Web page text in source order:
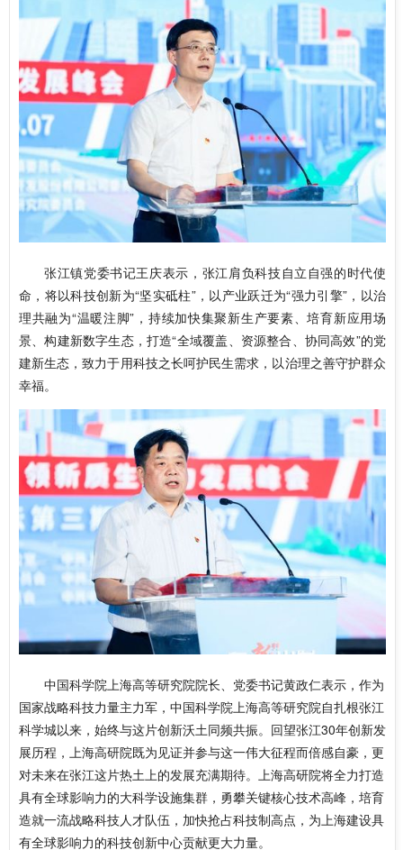
张江镇党委书记王庆表示，张江肩负科技自立自强的时代使
命，将以科技创新为“坚实砥柱”，以产业跃迁为“强力引擎”，以治
理共融为“温暖注脚”，持续加快集聚新生产要素、培育新应用场
景、构建新数字生态，打造“全域覆盖、资源整合、协同高效”的党
建新生态，致力于用科技之长呵护民生需求，以治理之善守护群众
幸福。
中国科学院上海高等研究院院长、党委书记黄政仁表示，作为
国家战略科技力量主力军，中国科学院上海高等研究院自扎根张江
科学城以来，始终与这片创新沃土同频共振。回望张江30年创新发
展历程，上海高研院既为见证并参与这一伟大征程而倍感自豪，更
对未来在张江这片热土上的发展充满期待。上海高研院将全力打造
具有全球影响力的大科学设施集群，勇攀关键核心技术高峰，培育
造就一流战略科技人才队伍，加快抢占科技制高点，为上海建设具
有全球影响力的科技创新中心贡献更大力量。